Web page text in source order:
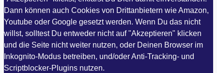
Dann können auch Cookies von Drittanbietern wie Amazon,
Youtube oder Google gesetzt werden. Wenn Du das nicht
willst, solltest Du entweder nicht auf "Akzeptieren" klicken
und die Seite nicht weiter nutzen, oder Deinen Browser im
Inkognito-Modus betreiben, und/oder Anti-Tracking- und
Scriptblocker-Plugins nutzen.